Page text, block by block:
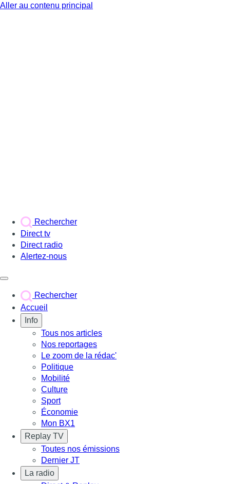
Aller au contenu principal
Rechercher
Direct tv
Direct radio
Alertez-nous
Rechercher
Accueil
Info
Tous nos articles
Nos reportages
Le zoom de la rédac'
Politique
Mobilité
Culture
Sport
Économie
Mon BX1
Replay TV
Toutes nos émissions
Dernier JT
La radio